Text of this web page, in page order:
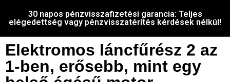
30 napos pénzvisszafizetési garancia: Teljes
elégedettség vagy pénzvisszatérítés kérdések nélkül!
Elektromos láncfűrész 2 az
1-ben, erősebb, mint egy